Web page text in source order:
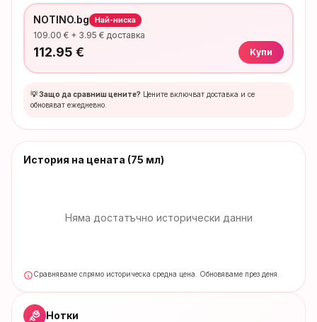
NOTINO.bg Най-ниска
109.00 € + 3.95 € доставка
112.95 € Купи
💡 Защо да сравниш цените? Цените включват доставка и се
обновяват ежедневно.
История на цената (75 мл)
Няма достатъчно исторически данни
Сравняваме спрямо историческа средна цена. Обновяваме през деня.
Нотки